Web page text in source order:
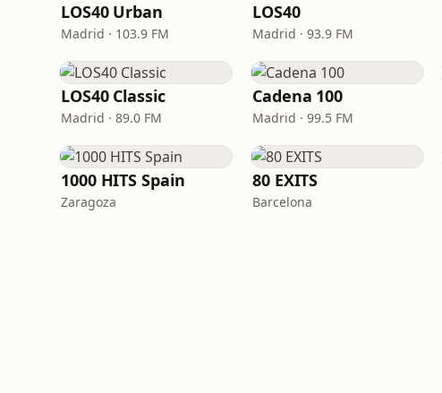
LOS40 Urban
Madrid · 103.9 FM
LOS40
Madrid · 93.9 FM
LOS40 Classic
Madrid · 89.0 FM
Cadena 100
Madrid · 99.5 FM
1000 HITS Spain
Zaragoza
80 EXITS
Barcelona